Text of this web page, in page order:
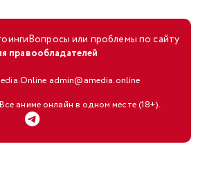
Вопросы или проблемы по сайту
правообладателей
admin@amedia.online
аниме онлайн в одном месте (18+).